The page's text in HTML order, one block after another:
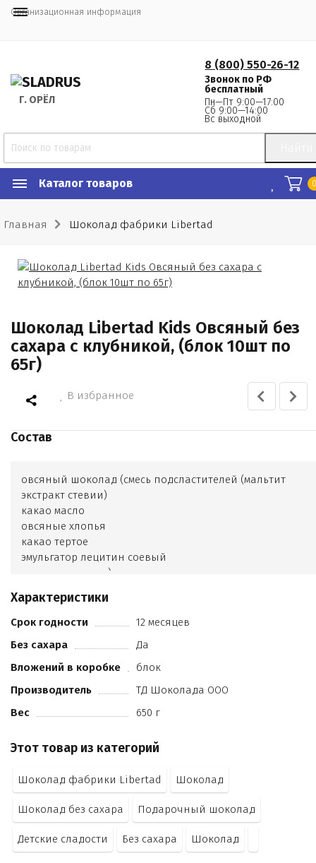
Организационная информация
Г. ОРЁЛ
8 (800) 550-26-12
Звонок по РФ
бесплатный
Пн—Пт 9:00—17:00
Сб 9:00—14:00
Вс выходной
Каталог товаров
Главная Шоколад фабрики Libertad
Шоколад Libertad Kids Овсяный без
сахара с клубникой, (блок 10шт по
65г)
В избранное
Состав
овсяный шоколад (смесь подсластителей (мальтит
экстракт стевии)
какао масло
овсяные хлопья
какао тертое
эмульгатор лецитин соевый
экстракт ванили)
Характеристики
Срок годности
12 месяцев
Без сахара
Да
Вложений в коробке
блок
Производитель
ТД Шоколада ООО
Вес
650 г
Этот товар из категорий
Шоколад фабрики Libertad Шоколад
Шоколад без сахара Подарочный шоколад
Детские сладости Без сахара Шоколад